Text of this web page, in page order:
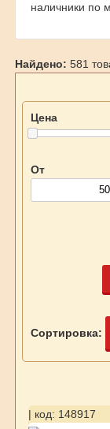
наличники по
Найдено: 581
Цена
От
Сортировка:
| код: 148917